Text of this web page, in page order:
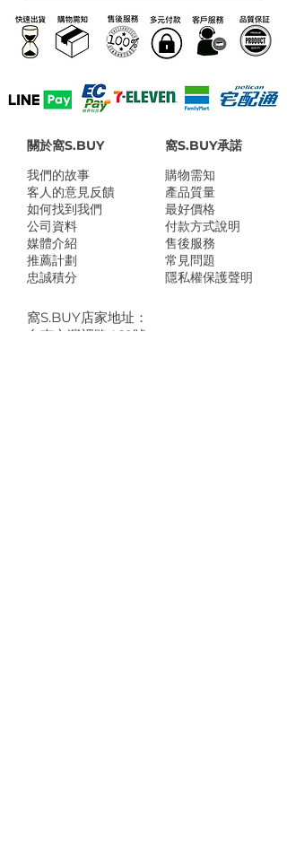
關於窩S.BUY
我們的故事
客人的意見反饋
如何找到我們
公司資料
媒體介紹
推薦計劃
忠誠積分
窩S.BUY承諾
​購物需知
產品質量
最好價格
付款方式說明
售後服務
常見問題
隱私權保護聲明
​窩S.BUY店家地址：
台南市灣裡路469號